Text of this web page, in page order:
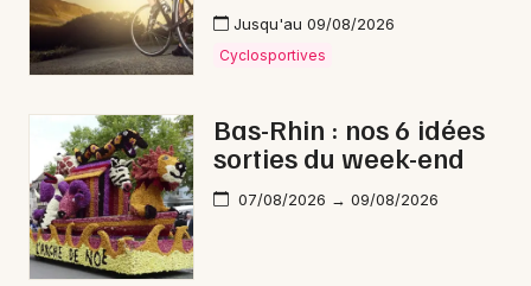
Jusqu'au 09/08/2026
Cyclosportives
Bas-Rhin : nos 6 idées
sorties du week-end
07/08/2026 → 09/08/2026